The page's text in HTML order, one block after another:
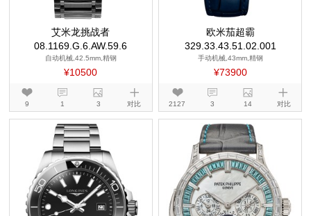
艾米龙挑战者
08.1169.G.6.AW.59.6
自动机械,42.5mm,精钢
¥10500
9 1 3 对比
欧米茄超霸
329.33.43.51.02.001
手动机械,43mm,精钢
¥73900
2127 3 14 对比